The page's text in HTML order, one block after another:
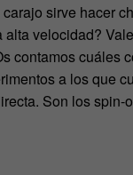
sirve hacer
alta velocidad?
contamos cuáles
a los que
Son los spin-